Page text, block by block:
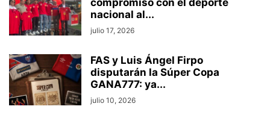
compromiso con el deporte
nacional al...
julio 17, 2026
FAS y Luis Ángel Firpo
disputarán la Súper Copa
GANA777: ya...
julio 10, 2026